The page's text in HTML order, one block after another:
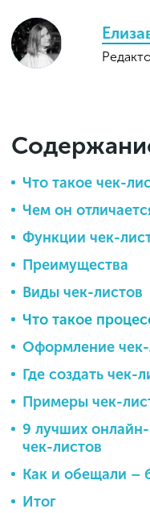
Что такое чек-
Чем он
Функции чек-
Преимущества
Виды чек-листов
Что такое
Оформление чек-
Где создать чек-
Примеры чек-
9 лучших
чек-листов
Как и обещали –
Итог